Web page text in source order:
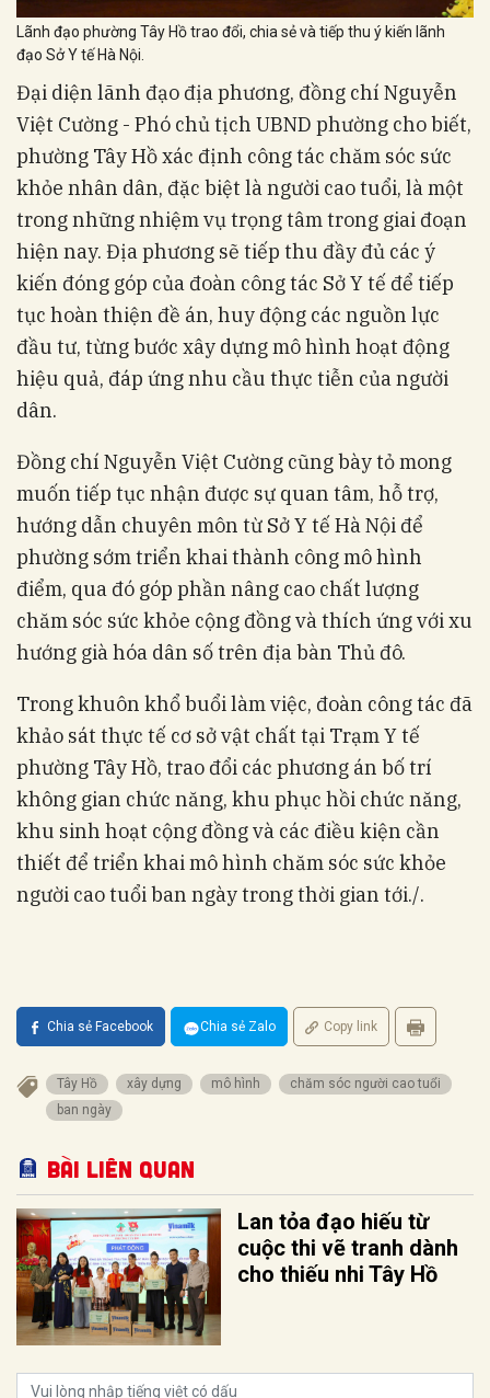
Lãnh đạo phường Tây Hồ trao đổi, chia sẻ và tiếp thu ý kiến lãnh
đạo Sở Y tế Hà Nội.
Đại diện lãnh đạo địa phương, đồng chí Nguyễn
Việt Cường - Phó chủ tịch UBND phường cho biết,
phường Tây Hồ xác định công tác chăm sóc sức
khỏe nhân dân, đặc biệt là người cao tuổi, là một
trong những nhiệm vụ trọng tâm trong giai đoạn
hiện nay. Địa phương sẽ tiếp thu đầy đủ các ý
kiến đóng góp của đoàn công tác Sở Y tế để tiếp
tục hoàn thiện đề án, huy động các nguồn lực
đầu tư, từng bước xây dựng mô hình hoạt động
hiệu quả, đáp ứng nhu cầu thực tiễn của người
dân.
Đồng chí Nguyễn Việt Cường cũng bày tỏ mong
muốn tiếp tục nhận được sự quan tâm, hỗ trợ,
hướng dẫn chuyên môn từ Sở Y tế Hà Nội để
phường sớm triển khai thành công mô hình
điểm, qua đó góp phần nâng cao chất lượng
chăm sóc sức khỏe cộng đồng và thích ứng với xu
hướng già hóa dân số trên địa bàn Thủ đô.
Trong khuôn khổ buổi làm việc, đoàn công tác đã
khảo sát thực tế cơ sở vật chất tại Trạm Y tế
phường Tây Hồ, trao đổi các phương án bố trí
không gian chức năng, khu phục hồi chức năng,
khu sinh hoạt cộng đồng và các điều kiện cần
thiết để triển khai mô hình chăm sóc sức khỏe
người cao tuổi ban ngày trong thời gian tới./.
Chia sẻ Facebook Chia sẻ Zalo Copy link
Tây Hồ xây dựng mô hình
chăm sóc người cao tuổi
ban ngày
Bài liên quan
Lan tỏa đạo hiếu từ
cuộc thi vẽ tranh dành
cho thiếu nhi Tây Hồ